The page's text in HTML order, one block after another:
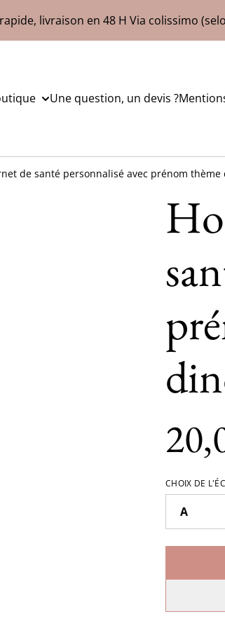
livraison en 48 H Via colissimo
Une question, un devis ?
de santé personnalisé avec prénom thème
CHOIX DE